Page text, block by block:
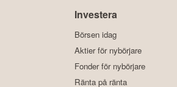
Investera
Börsen idag
Aktier för nybörjare
Fonder för nybörjare
Ränta på ränta